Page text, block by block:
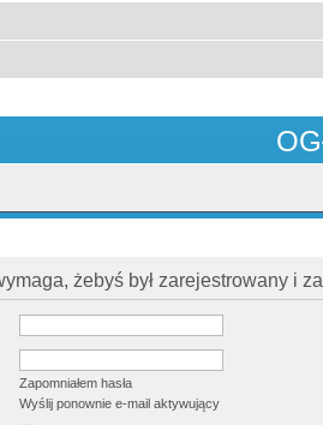
żebyś był zarejestrowany i
Zapomniałem hasła
Wyślij ponownie e-mail aktywujący